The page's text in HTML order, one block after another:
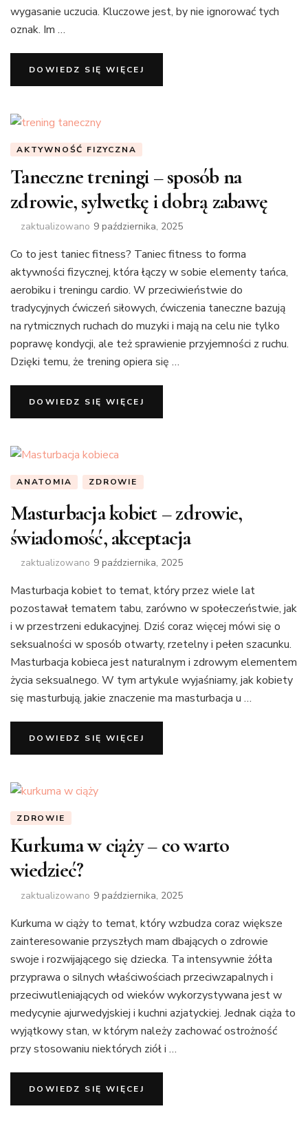
wygasanie uczucia. Kluczowe jest, by nie ignorować tych
oznak. Im …
DOWIEDZ SIĘ WIĘCEJ
AKTYWNOŚĆ FIZYCZNA
Taneczne treningi – sposób na
zdrowie, sylwetkę i dobrą zabawę
zaktualizowano 9 października, 2025
Co to jest taniec fitness? Taniec fitness to forma
aktywności fizycznej, która łączy w sobie elementy tańca,
aerobiku i treningu cardio. W przeciwieństwie do
tradycyjnych ćwiczeń siłowych, ćwiczenia taneczne bazują
na rytmicznych ruchach do muzyki i mają na celu nie tylko
poprawę kondycji, ale też sprawienie przyjemności z ruchu.
Dzięki temu, że trening opiera się …
DOWIEDZ SIĘ WIĘCEJ
ANATOMIA ZDROWIE
Masturbacja kobiet – zdrowie,
świadomość, akceptacja
zaktualizowano 9 października, 2025
Masturbacja kobiet to temat, który przez wiele lat
pozostawał tematem tabu, zarówno w społeczeństwie, jak
i w przestrzeni edukacyjnej. Dziś coraz więcej mówi się o
seksualności w sposób otwarty, rzetelny i pełen szacunku.
Masturbacja kobieca jest naturalnym i zdrowym elementem
życia seksualnego. W tym artykule wyjaśniamy, jak kobiety
się masturbują, jakie znaczenie ma masturbacja u …
DOWIEDZ SIĘ WIĘCEJ
ZDROWIE
Kurkuma w ciąży – co warto
wiedzieć?
zaktualizowano 9 października, 2025
Kurkuma w ciąży to temat, który wzbudza coraz większe
zainteresowanie przyszłych mam dbających o zdrowie
swoje i rozwijającego się dziecka. Ta intensywnie żółta
przyprawa o silnych właściwościach przeciwzapalnych i
przeciwutleniających od wieków wykorzystywana jest w
medycynie ajurwedyjskiej i kuchni azjatyckiej. Jednak ciąża to
wyjątkowy stan, w którym należy zachować ostrożność
przy stosowaniu niektórych ziół i …
DOWIEDZ SIĘ WIĘCEJ